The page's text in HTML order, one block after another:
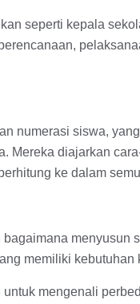
seperti kepala
numerasi siswa,
Mereka diajarkan
ke dalam
menyusun
memiliki kebutuhan
mengenali